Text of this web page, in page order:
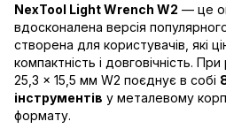
NexTool Light Wrench W2 — це
вдосконалена версія
створена для користувачів, які
компактність і довговічність.
25,3 × 15,5 мм W2 поєднує в собі
інструментів у металевому
формату.